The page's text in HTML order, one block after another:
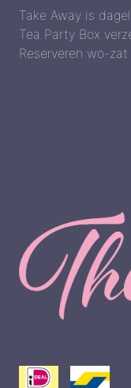
Take Away is
Tea Party Box
Reserveren wo-